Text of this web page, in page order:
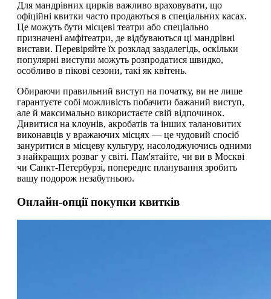
Для мандрівних цирків важливо враховувати, що
офіційні квитки часто продаються в спеціальних касах.
Це можуть бути місцеві театри або спеціально
призначені амфітеатри, де відбуваються ці мандрівні
вистави. Перевіряйте їх розклад заздалегідь, оскільки
популярні виступи можуть розпродатися швидко,
особливо в пікові сезони, такі як квітень.
Обираючи правильний виступ на початку, ви не лише
гарантуєте собі можливість побачити бажаний виступ,
але й максимально використаєте свій відпочинок.
Дивитися на клоунів, акробатів та інших талановитих
виконавців у вражаючих місцях — це чудовий спосіб
зануритися в місцеву культуру, насолоджуючись одними
з найкращих розваг у світі. Пам'ятайте, чи ви в Москві
чи Санкт-Петербурзі, попереднє планування зробить
вашу подорож незабутньою.
Онлайн-опції покупки квитків